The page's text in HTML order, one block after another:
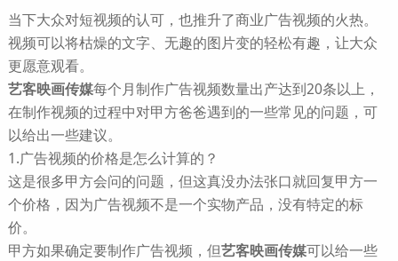
当下大众对短视频的认可，也推升了商业广告视频的火热。
视频可以将枯燥的文字、无趣的图片变的轻松有趣，让大众
更愿意观看。
艺客映画传媒每个月制作广告视频数量出产达到20条以上，
在制作视频的过程中对甲方爸爸遇到的一些常见的问题，可
以给出一些建议。
1.广告视频的价格是怎么计算的？
这是很多甲方会问的问题，但这真没办法张口就回复甲方一
个价格，因为广告视频不是一个实物产品，没有特定的标
价。
甲方如果确定要制作广告视频，但艺客映画传媒可以给一些